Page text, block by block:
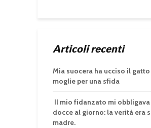
Articoli recenti
Mia suocera ha ucciso il
moglie per una sfida
Il mio fidanzato mi obbligava
docce al giorno: la verità era
madre.